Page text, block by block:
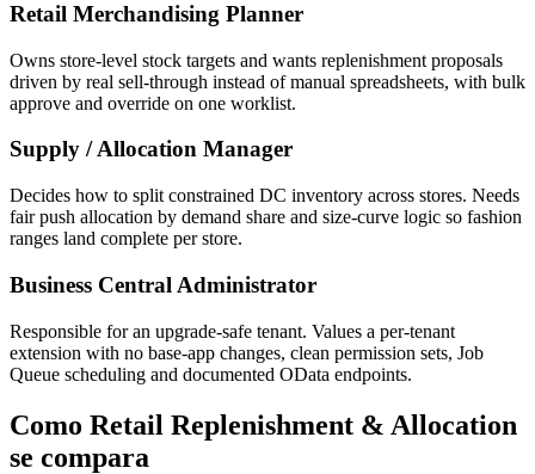
Retail Merchandising Planner
Owns store-level stock targets and wants replenishment proposals
driven by real sell-through instead of manual spreadsheets, with bulk
approve and override on one worklist.
Supply / Allocation Manager
Decides how to split constrained DC inventory across stores. Needs
fair push allocation by demand share and size-curve logic so fashion
ranges land complete per store.
Business Central Administrator
Responsible for an upgrade-safe tenant. Values a per-tenant
extension with no base-app changes, clean permission sets, Job
Queue scheduling and documented OData endpoints.
Como Retail Replenishment & Allocation
se compara